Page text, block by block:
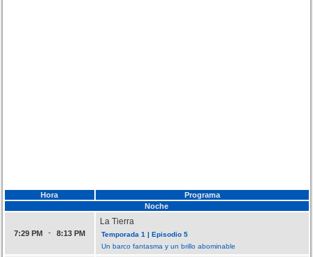
Hora
Programa
Noche
7:29 PM - 8:13 PM
La Tierra
Temporada 1 | Episodio 5
Un barco fantasma y un brillo abominable